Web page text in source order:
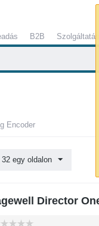
B2B
Encoder
32 egy oldalon
Director